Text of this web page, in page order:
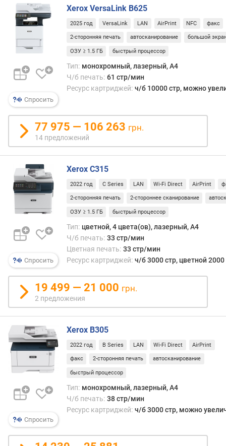
я
п
е
ч
а
т
ь
(
т
р
/
м
и
н
ф
о
о
е
т
ь
(
с
/
с
т
р
)
р
с
у
с
ч
Спросить
Xerox VersaLink B625
2025 год VersaLink LAN AirPrint NFC факс
2-сторонняя печать автосканирование большой
ОЗУ ≥ 1.5 ГБ быстрый процессор
Тип: монохромный, лазерный, A4
Ч/б печать: 61 стр/мин
Ресурс картриджей: ч/б 10000 стр, можно
77 975 — 106 263 грн.
14 предложений
Спросить
Xerox C315
2022 год C Series LAN Wi-Fi Direct AirPrint
2-сторонняя печать 2-стороннее сканирование
ОЗУ ≥ 1.5 ГБ быстрый процессор
Тип: цветной, 4 цвета(ов), лазерный, A4
Ч/б печать: 33 стр/мин
Цветная печать: 33 стр/мин
Ресурс картриджей: ч/б 3000 стр, цветной
19 499 — 21 000 грн.
2 предложения
Спросить
Xerox B305
2022 год B Series LAN Wi-Fi Direct AirPrint
факс 2-сторонняя печать автосканирование
быстрый процессор
Тип: монохромный, лазерный, A4
Ч/б печать: 38 стр/мин
Ресурс картриджей: ч/б 3000 стр, можно